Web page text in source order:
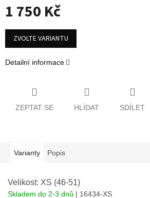
1 750 Kč
Měrná
cena:
ZVOLTE VARIANTU
Detailní informace
ZEPTAT SE HLÍDAT SDÍLET
Varianty Popis
Velikost: XS (46-51)
Skladem do 2-3 dnů | 16434-XS